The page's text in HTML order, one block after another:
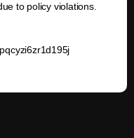
to policy violations.